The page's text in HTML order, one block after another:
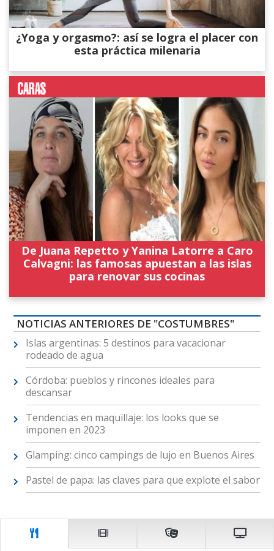
¿Yoga y orgasmo?: así se logra el placer con
esta práctica milenaria
De Juana Repetto y Yanina Latorre a Caro
Calvagni: las famosas apuestan a las islas
para renovar sus cocinas
NOTICIAS ANTERIORES DE "COSTUMBRES"
Islas argentinas: 5 destinos para vacacionar
rodeado de agua
Córdoba: pueblos y rincones ideales para
descansar
Tendencias en maquillaje: los looks que se
imponen en 2023
Glamping: cinco campings de lujo en Buenos Aires
Pastel de papa: las claves para que explote el sabor